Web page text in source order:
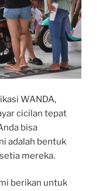
WANDA,
cicilan tepat
bisa
adalah bentuk
mereka.
berikan untuk